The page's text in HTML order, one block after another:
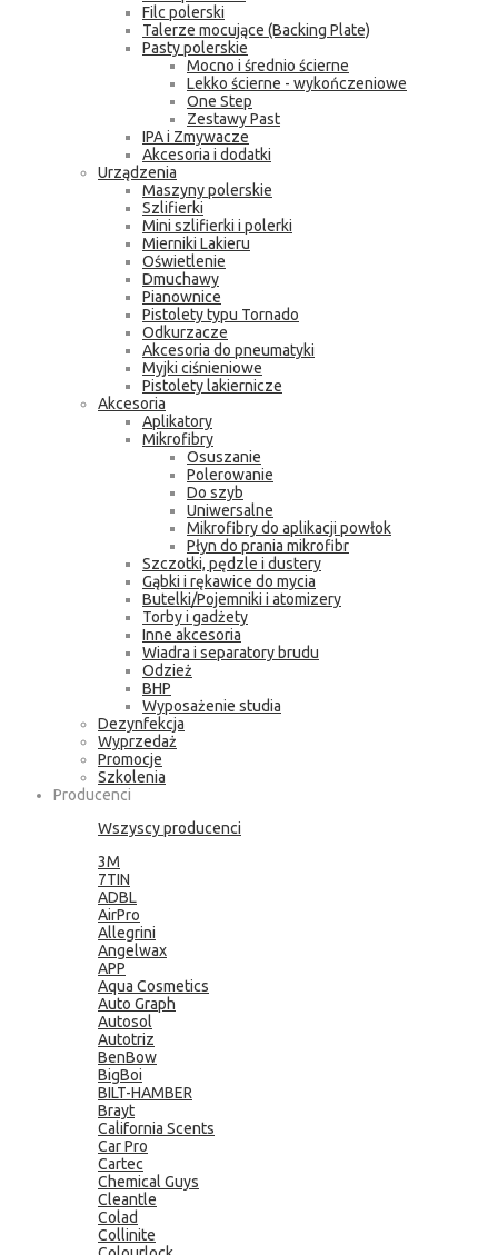
Filc polerski
Talerze mocujące (Backing Plate)
Pasty polerskie
Mocno i średnio ścierne
Lekko ścierne - wykończeniowe
One Step
Zestawy Past
IPA i Zmywacze
Akcesoria i dodatki
Urządzenia
Maszyny polerskie
Szlifierki
Mini szlifierki i polerki
Mierniki Lakieru
Oświetlenie
Dmuchawy
Pianownice
Pistolety typu Tornado
Odkurzacze
Akcesoria do pneumatyki
Myjki ciśnieniowe
Pistolety lakiernicze
Akcesoria
Aplikatory
Mikrofibry
Osuszanie
Polerowanie
Do szyb
Uniwersalne
Mikrofibry do aplikacji powłok
Płyn do prania mikrofibr
Szczotki, pędzle i dustery
Gąbki i rękawice do mycia
Butelki/Pojemniki i atomizery
Torby i gadżety
Inne akcesoria
Wiadra i separatory brudu
Odzież
BHP
Wyposażenie studia
Dezynfekcja
Wyprzedaż
Promocje
Szkolenia
Producenci
Wszyscy producenci
3M
7TIN
ADBL
AirPro
Allegrini
Angelwax
APP
Aqua Cosmetics
Auto Graph
Autosol
Autotriz
BenBow
BigBoi
BILT-HAMBER
Brayt
California Scents
Car Pro
Cartec
Chemical Guys
Cleantle
Colad
Collinite